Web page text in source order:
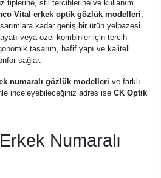
tiplerine, stil tercihlerine ve kullanım
Vital erkek optik gözlük modelleri,
kadar geniş bir ürün yelpazesi
veya özel kombinler için tercih
tasarım, hafif yapı ve kaliteli
sağlar.
numaralı gözlük modelleri ve farklı
inceleyebileceğiniz adres ise CK Optik
Numaralı